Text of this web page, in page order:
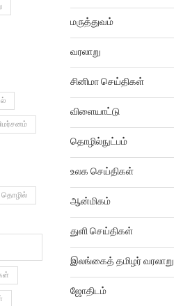
தொழில்
மருத்துவம்
வரலாறு
சினிமா செய்திகள்
விளையாட்டு
தொழில்நுட்பம்
உலக செய்திகள்
ஆன்மிகம்
துளி செய்திகள்
இலங்கைத் தமிழர் வரலாறு
ஜோதிடம்